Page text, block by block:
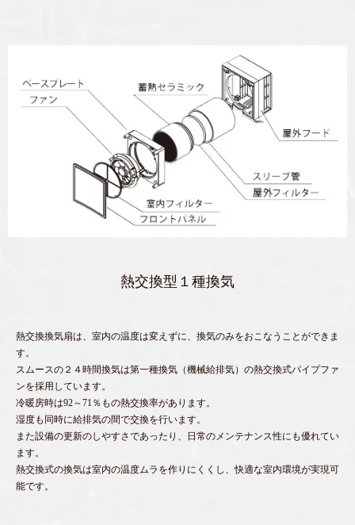
熱交換型１種換気
熱交換換気扇は、室内の温度は変えずに、換気のみをおこなうことができま
す。
スムースの２４時間換気は第一種換気（機械給排気）の熱交換式パイプファ
ンを採用しています。
冷暖房時は92～71％もの熱交換率があります。
湿度も同時に給排気の間で交換を行います。
また設備の更新のしやすさであったり、日常のメンテナンス性にも優れてい
ます。
熱交換式の換気は室内の温度ムラを作りにくくし、快適な室内環境が実現可
能です。